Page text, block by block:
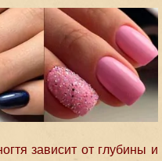
зависит от глубины и